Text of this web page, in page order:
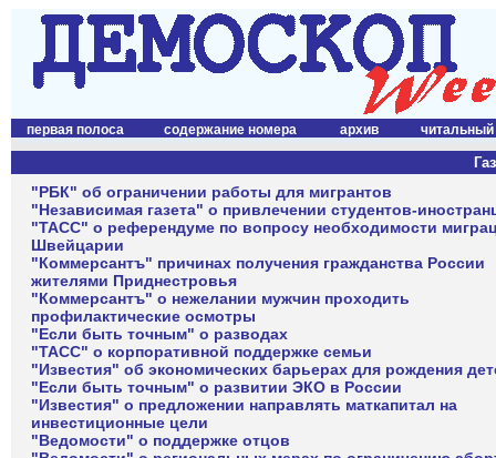
первая полоса содержание номера архив читальный
"РБК" об ограничении работы для мигрантов
"Независимая газета" о привлечении студентов-
"ТАСС" о референдуме по вопросу необходимости
Швейцарии
"Коммерсантъ" причинах получения гражданства России
жителями Приднестровья
"Коммерсантъ" о нежелании мужчин проходить
профилактические осмотры
"Если быть точным" о разводах
"ТАСС" о корпоративной поддержке семьи
"Известия" об экономических барьерах для рождения
"Если быть точным" о развитии ЭКО в России
"Известия" о предложении направлять маткапитал на
инвестиционные цели
"Ведомости" о поддержке отцов